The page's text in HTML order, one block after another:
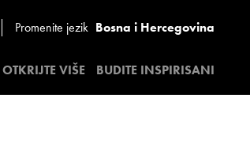
Promenite jezik Bosna i Hercegovina
OTKRIJTE VIŠE BUDITE INSPIRISANI